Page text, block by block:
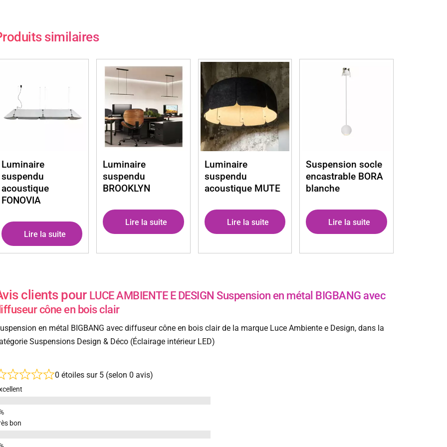
similaires
Luminaire
suspendu
acoustique
FONOVIA
Lire la suite
Luminaire
suspendu
BROOKLYN
Lire la suite
Luminaire
suspendu
acoustique MUTE
Lire la suite
Suspension socle
encastrable BORA
blanche
Lire la suite
clients pour LUCE AMBIENTE E DESIGN Suspension en métal BIGBANG avec
cône en bois clair
en métal BIGBANG avec diffuseur cône en bois clair de la marque Luce Ambiente e Design, dans la
Suspensions Design & Déco (Éclairage intérieur LED)
0 étoiles sur 5 (selon 0 avis)
bon